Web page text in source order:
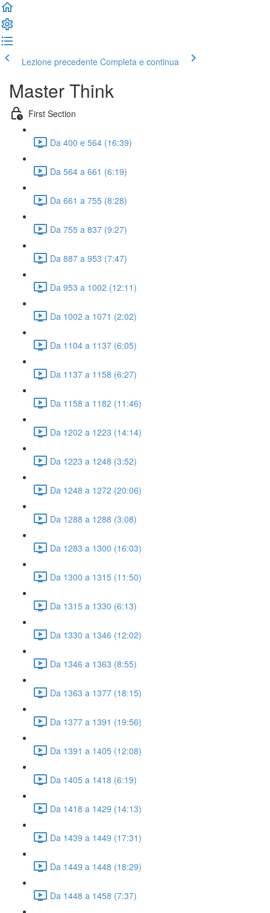
Lezione precedente Completa e continua
Master Think
First Section
Da 400 e 564 (16:39)
Da 564 a 661 (6:19)
Da 661 a 755 (8:28)
Da 755 a 837 (9:27)
Da 887 a 953 (7:47)
Da 953 a 1002 (12:11)
Da 1002 a 1071 (2:02)
Da 1104 a 1137 (6:05)
Da 1137 a 1158 (6:27)
Da 1158 a 1182 (11:46)
Da 1202 a 1223 (14:14)
Da 1223 a 1248 (3:52)
Da 1248 a 1272 (20:06)
Da 1288 a 1288 (3:08)
Da 1283 a 1300 (16:03)
Da 1300 a 1315 (11:50)
Da 1315 a 1330 (6:13)
Da 1330 a 1346 (12:02)
Da 1346 a 1363 (8:55)
Da 1363 a 1377 (18:15)
Da 1377 a 1391 (19:56)
Da 1391 a 1405 (12:08)
Da 1405 a 1418 (6:19)
Da 1418 a 1429 (14:13)
Da 1439 a 1449 (17:31)
Da 1449 a 1448 (18:29)
Da 1448 a 1458 (7:37)